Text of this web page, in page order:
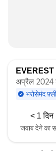
अप्रैल 2024
भरोसेमंद
< 1 दिन
जवाब देने का